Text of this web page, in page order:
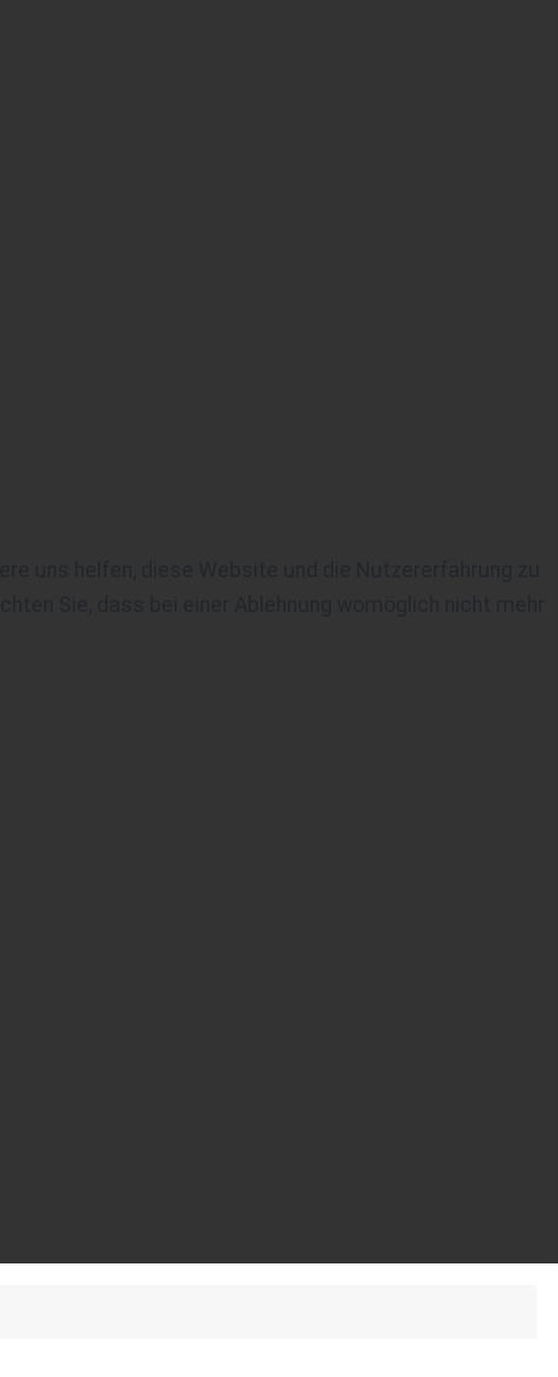
uns helfen, diese Website und die Nutzererfahrung zu
Sie, dass bei einer Ablehnung womöglich nicht mehr